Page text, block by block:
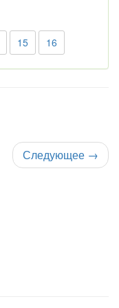
15 16
Следующее →